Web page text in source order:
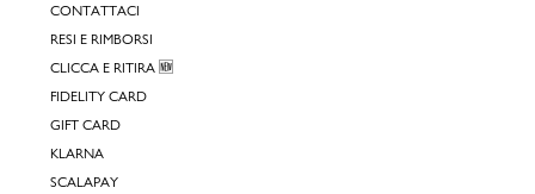
CONTATTACI
RESI E RIMBORSI
CLICCA E RITIRA 🆕
FIDELITY CARD
GIFT CARD
KLARNA
SCALAPAY